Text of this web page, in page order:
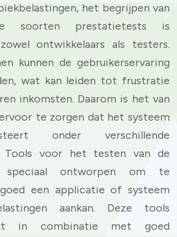
het begrijpen van
soorten prestatietests is
ontwikkelaars als testers.
kunnen de gebruikerservaring
wat kan leiden tot frustratie
inkomsten. Daarom is het van
te zorgen dat het systeem
onder verschillende
Tools voor het testen van de
speciaal ontworpen om te
een applicatie of systeem
aankan. Deze tools
in combinatie met goed